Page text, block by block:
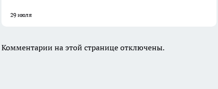
29 июля
Комментарии на этой странице отключены.